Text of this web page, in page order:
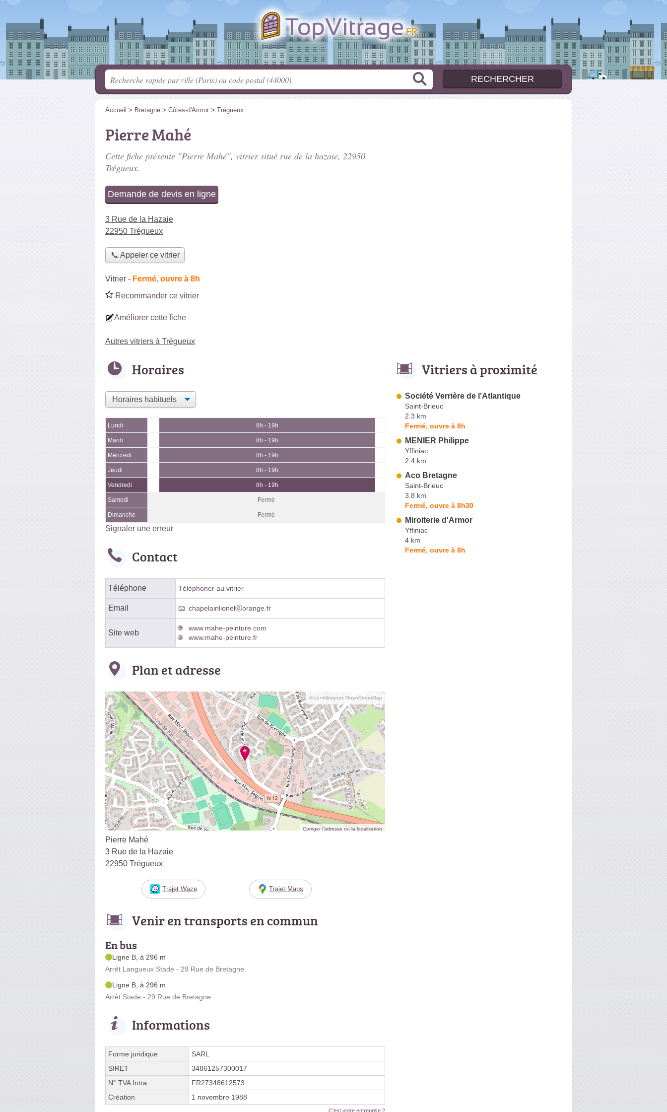
Accueil > Bretagne > Côtes-d'Armor > Trégueux
Pierre Mahé
Cette fiche présente "Pierre Mahé", vitrier situé rue de la hazaie, 22950
Trégueux.
Demande de devis en ligne
3 Rue de la Hazaie
22950 Trégueux
📞 Appeler ce vitrier
Vitrier - Fermé, ouvre à 8h
Recommander ce vitrier
Améliorer cette fiche
Autres vitriers à Trégueux
Horaires
Lundi 8h - 19h
Mardi 8h - 19h
Mercredi 8h - 19h
Jeudi 8h - 19h
Vendredi 8h - 19h
Samedi Fermé
Dimanche Fermé
Signaler une erreur
Contact
Téléphone Téléphoner au vitrier
Email chapelainlionelⓐorange.fr
Site web
www.mahe-peinture.com
www.mahe-peinture.fr
Plan et adresse
© contributeurs OpenStreetMap
Corriger l’adresse ou la localisation
Pierre Mahé
3 Rue de la Hazaie
22950 Trégueux
Trajet Waze Trajet Maps
Venir en transports en commun
En bus
Ligne B, à 296 m
Arrêt Langueux Stade - 29 Rue de Bretagne
Ligne B, à 296 m
Arrêt Stade - 29 Rue de Bretagne
Informations
Forme juridique
SARL
SIRET
34861257300017
N° TVA Intra.
FR27348612573
Création
1 novembre 1988
C'est votre entreprise ?
Vitriers à proximité
Société Verrière de l'Atlantique
Saint-Brieuc
2.3 km
Fermé, ouvre à 8h
MENIER Philippe
Yffiniac
2.4 km
Aco Bretagne
Saint-Brieuc
3.8 km
Fermé, ouvre à 8h30
Miroiterie d'Armor
Yffiniac
4 km
Fermé, ouvre à 8h